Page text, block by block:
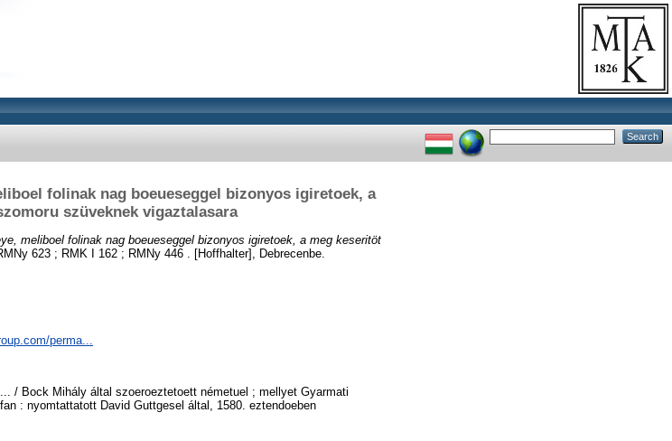
folinak nag boeueseggel bizonyos igiretoek, a
szüveknek vigaztalasara
meliboel folinak nag boeueseggel bizonyos igiretoek, a meg keseritöt
623 ; RMK I 162 ; RMNy 446 . [Hoffhalter], Debrecenbe.
perma...
/ Bock Mihály által szoeroeztetoett németuel ; mellyet Gyarmati
: nyomtattatott David Guttgesel által, 1580. eztendoeben